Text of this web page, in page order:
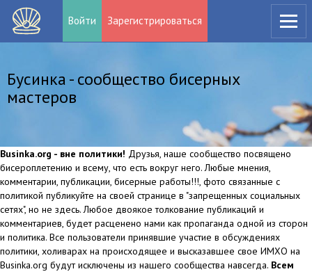
Войти Зарегистрироваться
Бусинка - сообщество бисерных
мастеров
Businka.org - вне политики! Друзья, наше сообщество посвящено
бисероплетению и всему, что есть вокруг него. Любые мнения,
комментарии, публикации, бисерные работы!!!, фото связанные с
политикой публикуйте на своей странице в "запрещенных социальных
сетях", но не здесь. Любое двоякое толкование публикаций и
комментариев, будет расценено нами как пропаганда одной из сторон
и политика. Все пользователи принявшие участие в обсуждениях
политики, холиварах на происходящее и высказавшее свое ИМХО на
Businka.org будут исключены из нашего сообщества навсегда. Всем